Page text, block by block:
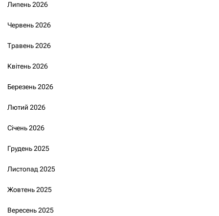
Липень 2026
Червень 2026
Травень 2026
Квітень 2026
Березень 2026
Лютий 2026
Січень 2026
Грудень 2025
Листопад 2025
Жовтень 2025
Вересень 2025